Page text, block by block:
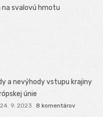
na svalovú hmotu
a nevýhody vstupu krajiny
únie
24. 9. 2023 8 komentárov